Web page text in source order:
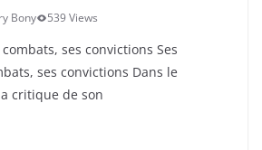
Bony 539 Views
ses convictions Ses
ses convictions Dans le
critique de son